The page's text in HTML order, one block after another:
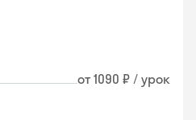
от 1090 ₽ / урок